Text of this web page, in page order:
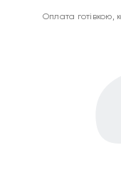
Оплата готівкою,